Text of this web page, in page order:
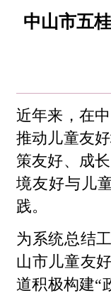
中山市五
近年来，在
推动儿童友
策友好、成
境友好与儿
践。
为系统总结
山市儿童友
道积极构建“